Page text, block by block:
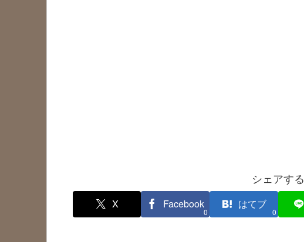
シェアする
X Facebook
0
はてブ
0